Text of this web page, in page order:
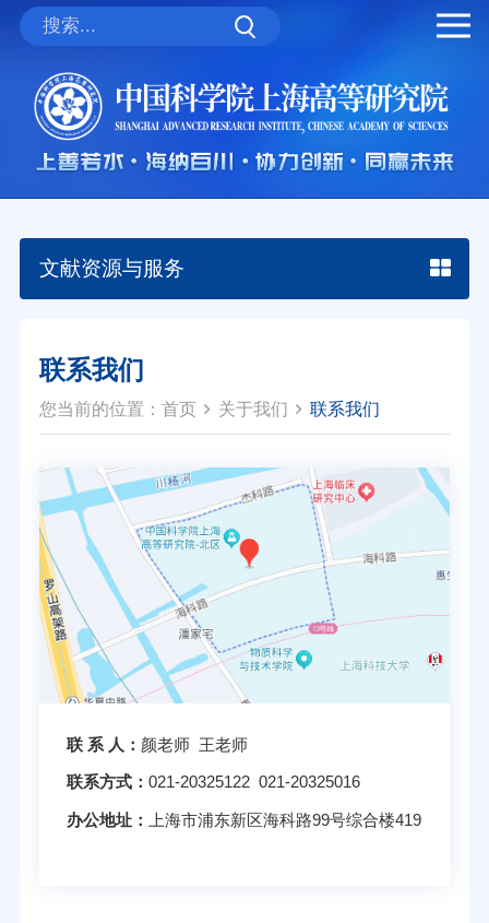
文献资源与服务
联系我们
您当前的位置： 首页 关于我们 联系我们
联 系 人： 颜老师 王老师
联系方式： 021-20325122 021-20325016
办公地址： 上海市浦东新区海科路99号综合楼419